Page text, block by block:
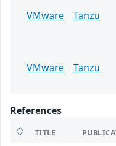
VMware
Tanzu
VMware
Tanzu
References
TITLE